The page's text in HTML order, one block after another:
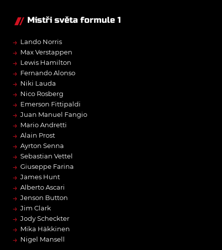
Mistři světa formule 1
→ Lando Norris
→ Max Verstappen
→ Lewis Hamilton
→ Fernando Alonso
→ Niki Lauda
→ Nico Rosberg
→ Emerson Fittipaldi
→ Juan Manuel Fangio
→ Mario Andretti
→ Alain Prost
→ Ayrton Senna
→ Sebastian Vettel
→ Giuseppe Farina
→ James Hunt
→ Alberto Ascari
→ Jenson Button
→ Jim Clark
→ Jody Scheckter
→ Mika Häkkinen
→ Nigel Mansell